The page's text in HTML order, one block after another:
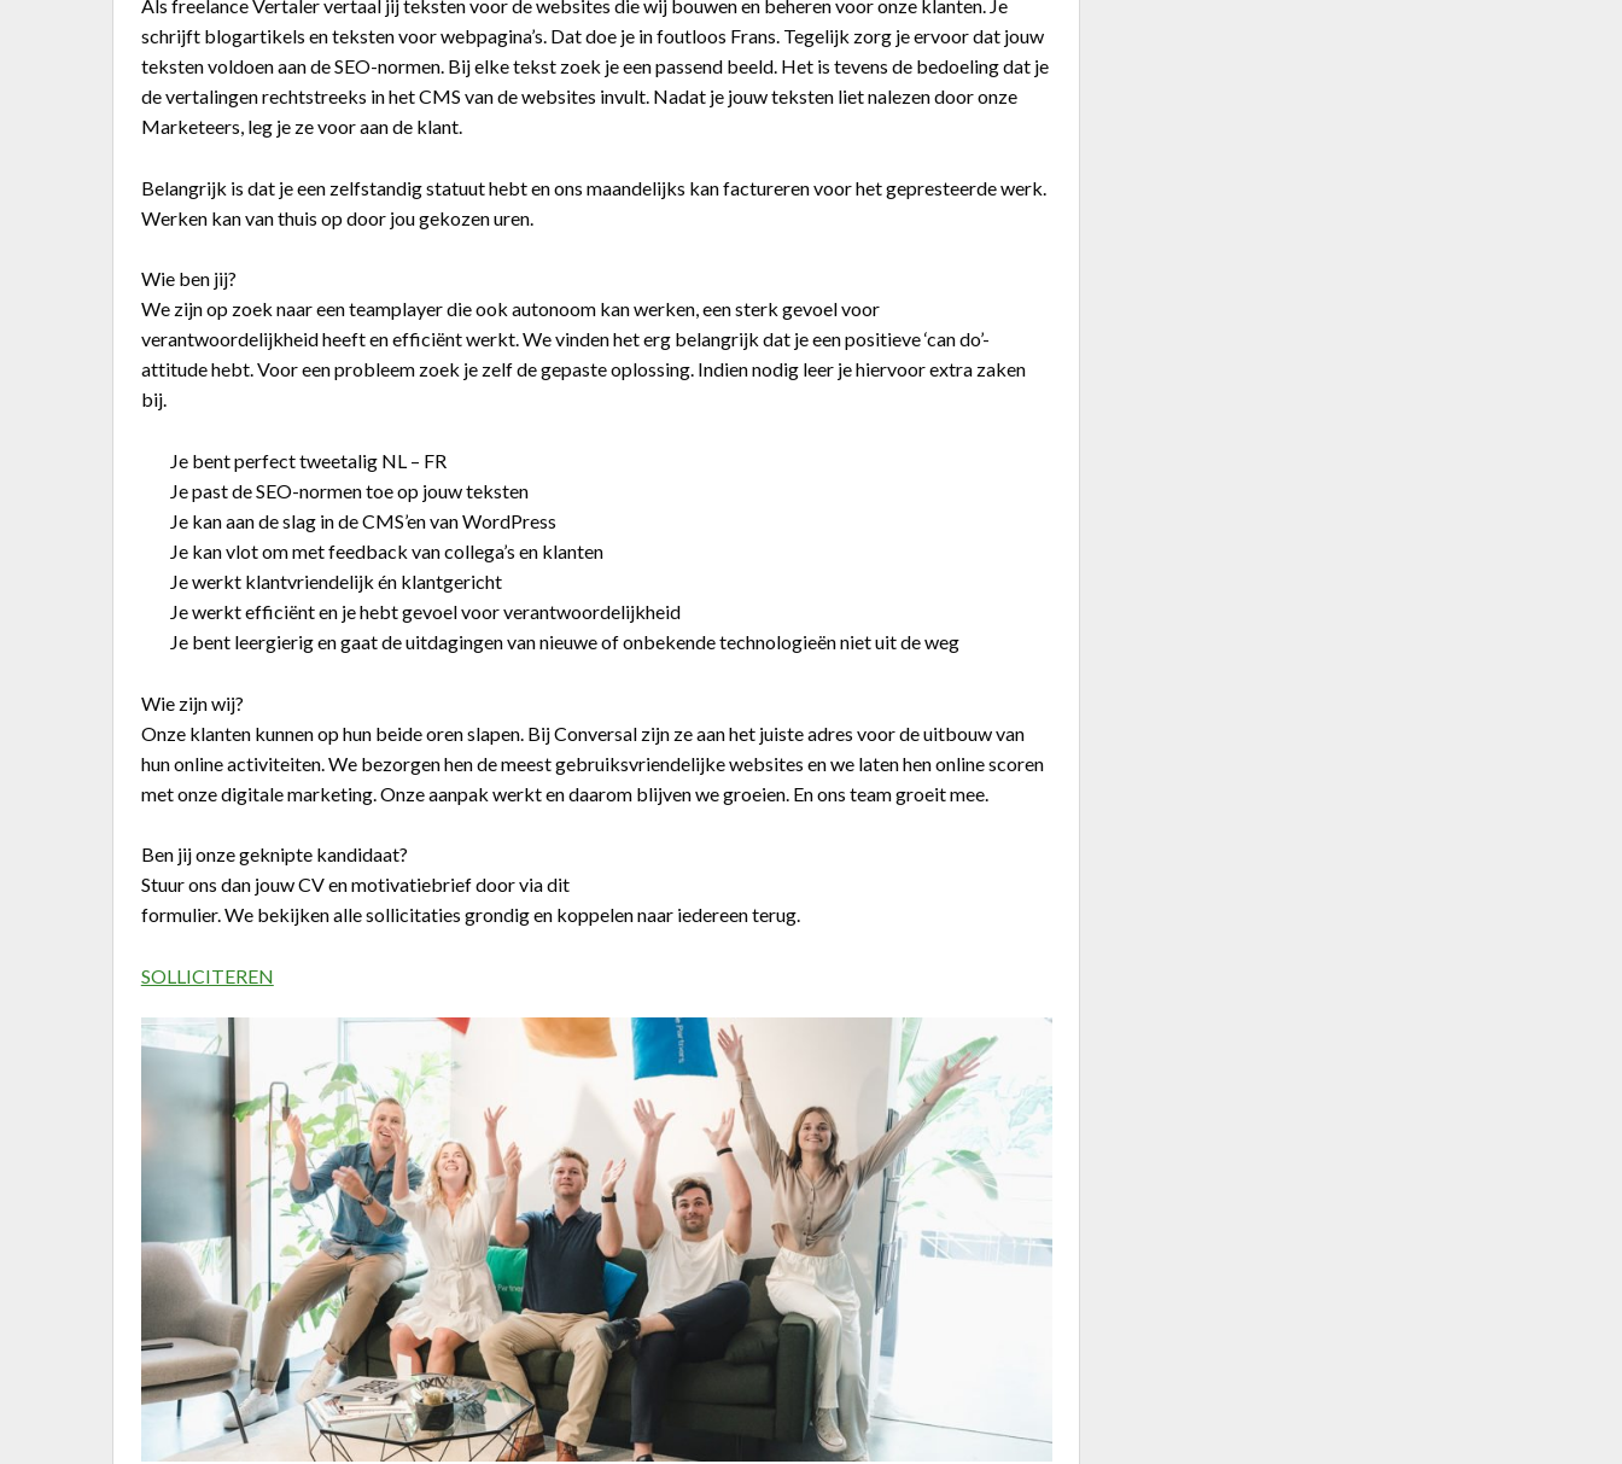
Als freelance Vertaler vertaal jij teksten voor de websites die wij bouwen en beheren voor onze klanten. Je
schrijft blogartikels en teksten voor webpagina’s. Dat doe je in foutloos Frans. Tegelijk zorg je ervoor dat jouw
teksten voldoen aan de SEO-normen. Bij elke tekst zoek je een passend beeld. Het is tevens de bedoeling dat je
de vertalingen rechtstreeks in het CMS van de websites invult. Nadat je jouw teksten liet nalezen door onze
Marketeers, leg je ze voor aan de klant.
Belangrijk is dat je een zelfstandig statuut hebt en ons maandelijks kan factureren voor het gepresteerde werk.
Werken kan van thuis op door jou gekozen uren.
Wie ben jij?
We zijn op zoek naar een teamplayer die ook autonoom kan werken, een sterk gevoel voor
verantwoordelijkheid heeft en efficiënt werkt. We vinden het erg belangrijk dat je een positieve ‘can do’-
attitude hebt. Voor een probleem zoek je zelf de gepaste oplossing. Indien nodig leer je hiervoor extra zaken
bij.
Je bent perfect tweetalig NL – FR
Je past de SEO-normen toe op jouw teksten
Je kan aan de slag in de CMS’en van WordPress
Je kan vlot om met feedback van collega’s en klanten
Je werkt klantvriendelijk én klantgericht
Je werkt efficiënt en je hebt gevoel voor verantwoordelijkheid
Je bent leergierig en gaat de uitdagingen van nieuwe of onbekende technologieën niet uit de weg
Wie zijn wij?
Onze klanten kunnen op hun beide oren slapen. Bij Conversal zijn ze aan het juiste adres voor de uitbouw van
hun online activiteiten. We bezorgen hen de meest gebruiksvriendelijke websites en we laten hen online scoren
met onze digitale marketing. Onze aanpak werkt en daarom blijven we groeien. En ons team groeit mee.
Ben jij onze geknipte kandidaat?
Stuur ons dan jouw CV en motivatiebrief door via dit
formulier. We bekijken alle sollicitaties grondig en koppelen naar iedereen terug.
SOLLICITEREN